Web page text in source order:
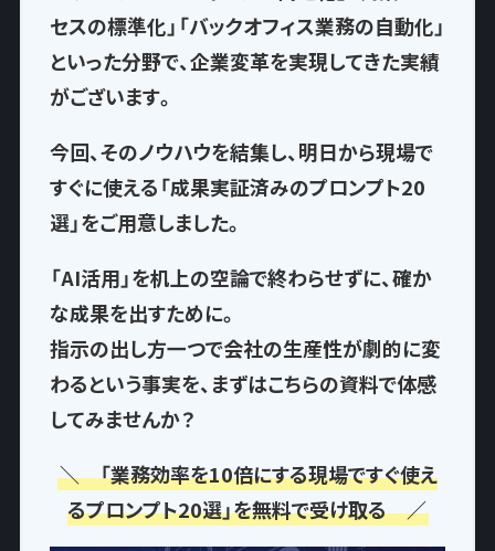
セスの標準化」「バックオフィス業務の自動化」
といった分野で、企業変革を実現してきた実績
がございます。
今回、そのノウハウを結集し、明日から現場で
すぐに使える「成果実証済みのプロンプト20
選」をご用意しました。
「AI活用」を机上の空論で終わらせずに、確か
な成果を出すために。
指示の出し方一つで会社の生産性が劇的に変
わるという事実を、まずはこちらの資料で体感
してみませんか？
＼ 「業務効率を10倍にする現場ですぐ使え
るプロンプト20選」を無料で受け取る ／